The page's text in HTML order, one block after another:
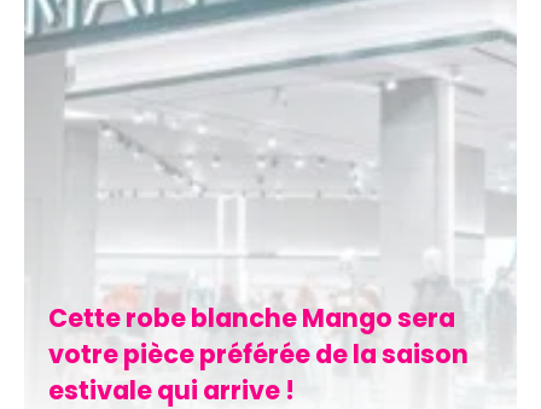
Cette robe blanche Mango sera
votre pièce préférée de la saison
estivale qui arrive !